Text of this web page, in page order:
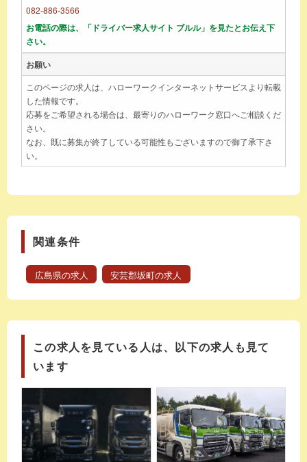
082-886-3566
お電話の際は、「ドライバー求人サイト ブルル」を見たとお伝え下
さい。
お願い
このページの求人は、ハローワークインターネットサービスより転載
した情報です。
応募をご希望される場合は、最寄りのハローワーク窓口へご相談くだ
さい。
なお、既に募集が終了している可能性もございますので御了承下さ
い。
関連条件
広島県の求人 安芸郡坂町の求人
この求人を見ている人は、以下の求人も見て
います